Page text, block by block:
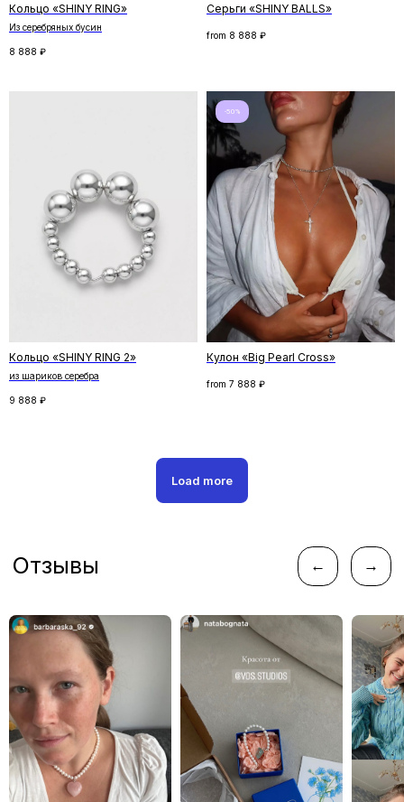
Кольцо «SHINY RING»
Из серебряных бусин
8 888 ₽
Серьги «SHINY BALLS»
from 8 888 ₽
Кольцо «SHINY RING 2»
из шариков серебра
9 888 ₽
-50%
Кулон «Big Pearl Cross»
from 7 888 ₽
Load more
скидку на первый заказ. Рассказываем
о новинках и спецпредложениях,
и делимся удивительными историями
Скидка на первый заказ
telegram
instagram*
Нажимая кнопку «Подписаться», вы соглашаетесь
сполитикой конфиденциальности